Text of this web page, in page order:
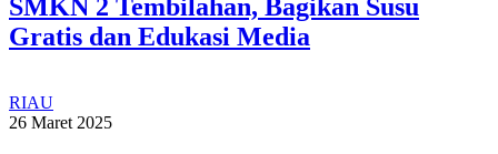
SMKN 2 Tembilahan, Bagikan Susu
Gratis dan Edukasi Media
RIAU
26 Maret 2025